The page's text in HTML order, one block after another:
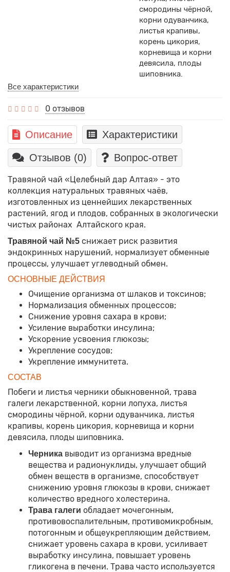
смородины чёрной,
корни одуванчика,
листья крапивы,
корень цикория,
корневища и корни
девясила, плоды
шиповника.
Все характеристики
0 отзывов
Описание Характеристики
Отзывов (0) Вопрос-ответ
Травяной чай «Целебный дар Алтая» - это
коллекция натуральных травяных чаёв,
изготовленных из ценнейших лекарственных
растений, ягод и плодов, собранных в экологически
чистых районах Алтайского края.
Травяной чай №5 снижает риск развития
эндокринных нарушений, нормализует обменные
процессы, улучшает углеводный обмен.
ОСНОВНЫЕ ДЕЙСТВИЯ
Очищение организма от шлаков и токсинов;
Нормализация обменных процессов;
Снижение уровня сахара в крови;
Усиление выработки инсулина;
Ускорение усвоения глюкозы;
Укрепление сосудов;
Укрепление иммунитета.
СОСТАВ
Побеги и листья черники обыкновенной, трава
галеги лекарственной, корни лопуха, листья
смородины чёрной, корни одуванчика, листья
крапивы, корень цикория, корневища и корни
девясила, плоды шиповника.
Черника выводит из организма вредные
вещества и радионуклиды, улучшает общий
обмен веществ в организме, способствует
снижению уровня глюкозы в крови, снижает
количество вредного холестерина.
Трава галеги обладает мочегонным,
противовоспалительным, противомикробным,
потогонным и общеукрепляющим действием,
снижает уровень сахара в крови, усиливает
выработку инсулина, повышает уровень
гликогена в печени. Трава часто используется